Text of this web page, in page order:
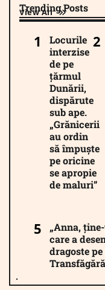
Trending Posts
View All
Locurile
interzise
de pe
țărmul
Dunării,
dispărute
sub ape.
„Grănicerii
au ordin
să împuște
pe oricine
se apropie
de maluri”
„Anna,
care a
dragoste